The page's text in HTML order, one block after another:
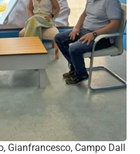
Gianfrancesco, Campo Dall